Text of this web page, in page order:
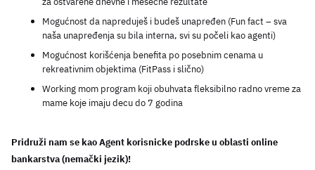
Mogućnost da napreduješ i budeš unapređen (Fun fact – sva
naša unapređenja su bila interna, svi su počeli kao agenti)
Mogućnost korišćenja benefita po posebnim cenama u
rekreativnim objektima (FitPass i slično)
Working mom program koji obuhvata fleksibilno radno vreme za
mame koje imaju decu do 7 godina
Pridruži nam se kao Agent korisnicke podrske u oblasti online
bankarstva (nemački jezik)!